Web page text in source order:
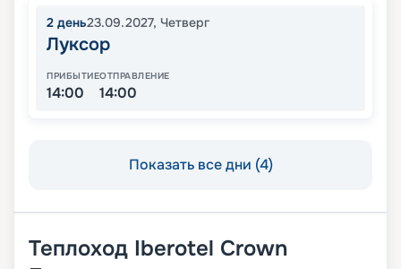
2 день23.09.2027, Четверг
Луксор
ПРИБЫТИЕ
14:00
ОТПРАВЛЕНИЕ
14:00
Показать все дни (4)
Теплоход Iberotel Crown